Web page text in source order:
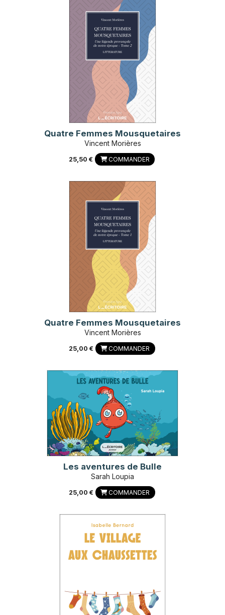
Quatre Femmes Mousquetaires
Vincent Morières
25,50 € COMMANDER
Quatre Femmes Mousquetaires
Vincent Morières
25,00 € COMMANDER
Les aventures de Bulle
Sarah Loupia
25,00 € COMMANDER